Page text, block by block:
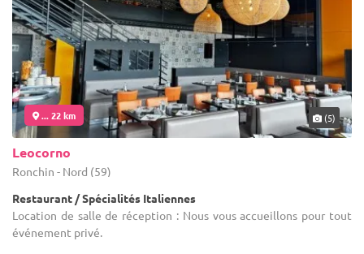
... 22 km (5)
Leocorno
Ronchin - Nord (59)
Restaurant / Spécialités Italiennes
Location de salle de réception : Nous vous accueillons pour tout
événement privé.